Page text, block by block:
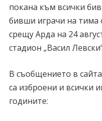
покана към всички
бивши играчи на тима
срещу Арда на 24
стадион „Васил
В съобщението в
са изброени и всички
годините: